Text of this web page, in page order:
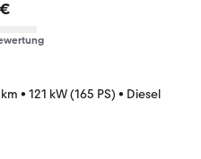
• 121 kW (165 PS) • Diesel